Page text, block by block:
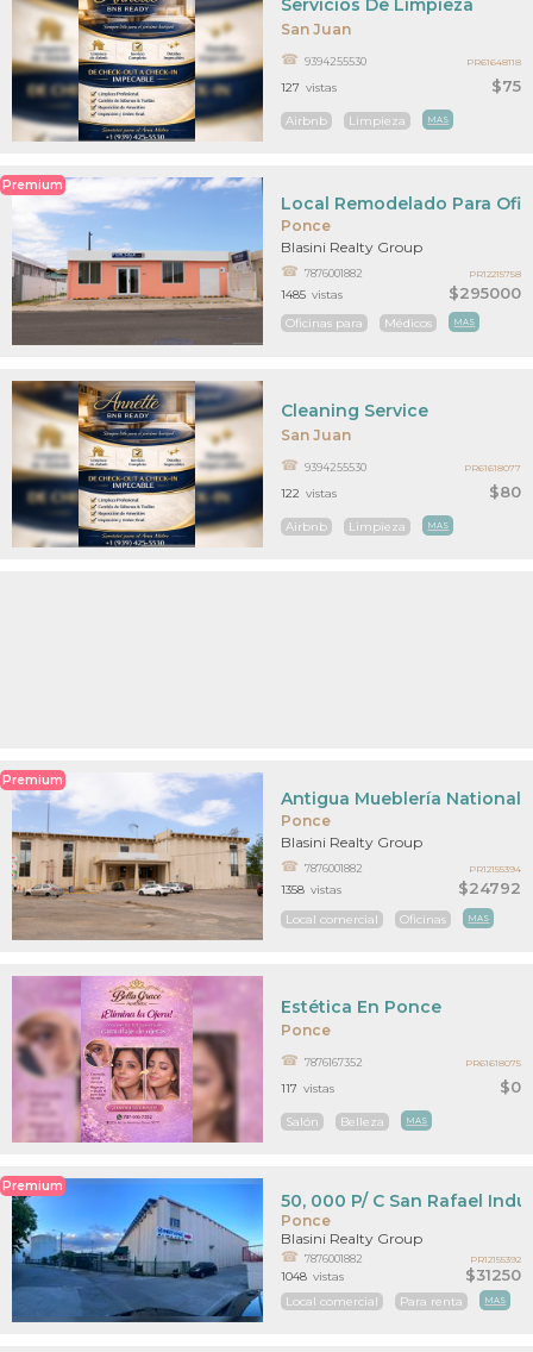
San Juan
$75
Servicios De Limpieza
9394255530
Airbnb Limpieza MAS
127 vistas
PR61648118
Premium
Ponce
$295000
Local Remodelado Para
Blasini Realty Group
7876001882
Oficinas para Médicos MAS
1485 vistas
PR12215758
San Juan
$80
Cleaning Service
9394255530
Airbnb Limpieza MAS
122 vistas
PR61618077
Premium
Ponce
$24792
Antigua Mueblería National
Blasini Realty Group
7876001882
Local comercial Oficinas MAS
1358 vistas
PR12155394
Ponce
$0
Estética En Ponce
7876167352
Salón Belleza MAS
117 vistas
PR61618075
Premium
Ponce
$31250
50, 000 P/ C San Rafael
Blasini Realty Group
7876001882
Local comercial Para renta MAS
1048 vistas
PR12155392